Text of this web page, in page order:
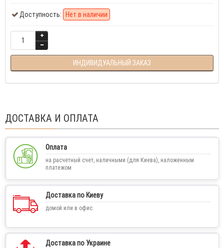
Доступность: Нет в наличии
ИНДИВИДУАЛЬНЫЙ ЗАКАЗ
ДОСТАВКА И ОПЛАТА
Оплата
на расчетный счет, наличными (для Киева), наложенным
платежом
Доставка по Киеву
домой или в офис
Доставка по Украине